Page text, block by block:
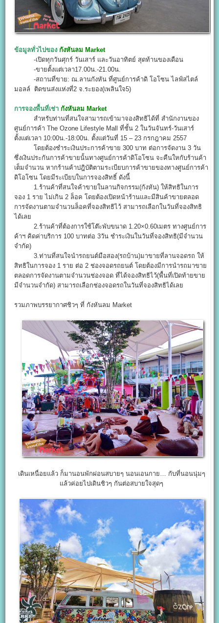
ข้อมูลทั่วไปของ กังหันลม Market
-เปิดทุกวันศุกร์ วันเสาร์ และวันอาทิตย์ สุดท้านของเดือน
-ขายตั้งแต่เวลา17.00น.-21.00น.
-สถานที่ขาย: ณ.ลานกังหัน ที่ศูนย์การค้าดิ โอโซน ไลฟ์สไตล์
มอลล์ ติดขนส่งแห่งที่2 จ.ระยอง(เพลินใจ5)
การจองพื้นที่เช่า กังหันลม Market
สำหรับท่านที่สนใจสามารถเข้ามาจองสิทธิได้ที่ สำนักงานของ
ศูนย์การค้า The Ozone Lifestyle Mall ที่ชั้น 2 ในวันจันทร์-วันเสาร์
ตั้งแต่เวลา 10:00น.-18:00น. ตั้งแต่วันที่ 15 – 23 กรกฎาคม 2557
โดยต้องชำระเงินประการค้าขาย 300 บาท ต่อการจัดงาน 3 วัน
ซึ่งเงินประกันการค้าขายนั้นทางศูนย์การค้าดิโอโซน จะคืนใหกับร้านค้า
เต็มจำนวน หากร้านค้าปฎิบัติตามระเบียบการค้าขายของทางศูนย์การค้า
ดิโอโซน โดยมีระเบียบในการจองสิทธิ์ ดังนี้
1.ร้านค้าที่สนใจค้าขายในลานกิจกรรม(กังหัน) ให้สิทธิในการ
จอง 1 ราย ไม่เกิน 2 ล็อค โดยต้องเปิดหน้าร้านและมีสินค้าขายตลอด
การจัดงานตามจำนวนล็อคที่จองสิทธิไว้ สามารถเลือกในวันที่จองสิทธิ
ได้เลย
2.ร้านค้าที่ต้องการใช้โต๊ะพับขนาด 1.20×0.60เมตร ทางศูนย์การ
ค้าฯ คิดค่าบริการ 100 บาทต่อ 3วัน ชำระเงินในวันที่จองสิทธิ(มีจำนวน
จำกัด)
3.ท่านที่สนใจนำรถยนต์มือสอง(รถบ้าน)มาขายที่ลานจอดรถ ให้
สิทธิในการจอง 1 ราย ต่อ 2 ช่องจอดรถยนต์ โดยต้องมีการนำรถมาขาย
ตลอดการจัดงานตามจำนวนช่องจอด ที่ได้จองสิทธิไว้(พื้นที่เปิดท้ายขาย
มีจำนวนจำกัด) สามารถเลือกช่องจอดรถในวันที่จองสิทธิได้เลย
รวมภาพบรรยากาศชิวๆ ที่ กังหันลม Market
เดินเหนื่อยแล้ว ก็มานอนพักผ่อนสบายๆ นอนเอนกาย… กับที่นอนนุ่มๆ
แล้วค่อยไปเดินชิวๆ กันต่อสบายใจสุดๆ